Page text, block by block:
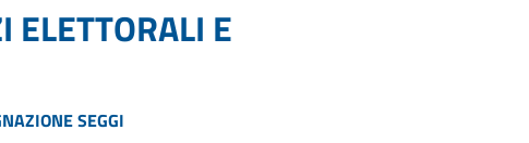
ELETTORALI E
SEGGI